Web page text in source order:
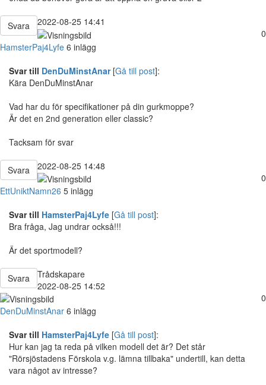
Svara
2022-08-25 14:41
0
HamsterPaj4Lyfe 6 inlägg
Svar till DenDuMinstAnar[Gå till post]:
Kära DenDuMinstAnar
Vad har du för specifikationer på din gurkmoppe?
Är det en 2nd generation eller classic?
Tacksam för svar
Svara
2022-08-25 14:48
0
EttUniktNamn26 5 inlägg
Svar till HamsterPaj4Lyfe [Gå till post]:
Bra fråga, Jag undrar också!!!
Är det sportmodell?
Svara
Trådskapare
2022-08-25 14:52
0
DenDuMinstAnar 6 inlägg
Svar till HamsterPaj4Lyfe [Gå till post]:
Hur kan jag ta reda på vilken modell det är? Det står
"Rörsjöstadens Förskola v.g. lämna tillbaka" undertill, kan detta
vara något av intresse?